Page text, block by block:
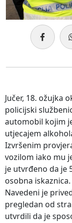
Jučer, 18. ožujka
policijski
automobil kojim
utjecajem
Izvršenim
vozilom iako mu
je utvrđeno da je
osobna iskaznica.
Navedeni je
pregledan od
utvrdili da je